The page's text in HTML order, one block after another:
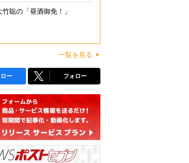
竹聡の「昼酒御免！」
一覧を見る
ー フォロー